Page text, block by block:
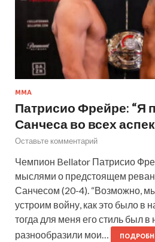
ММА
Патрисио Фрейре: “Я
Санчеса во всех
Оставьте комментарий
Чемпион Bellator Патрисио
мыслями о предстоящем
Санчесом (20-4). “Возможно,
устроим войну, как это было
тогда для меня его стиль был
разнообразили мои…